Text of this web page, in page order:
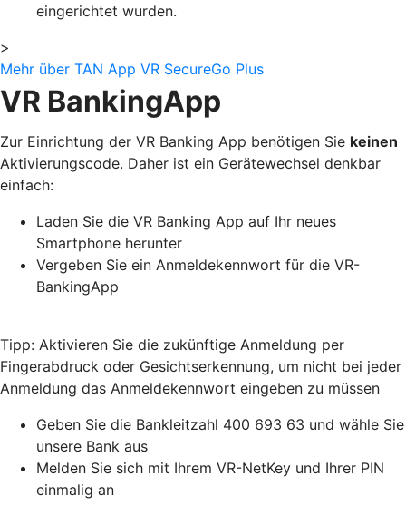
eingerichtet wurden.
>
Mehr über TAN App VR SecureGo Plus
VR BankingApp
Zur Einrichtung der VR Banking App benötigen Sie keinen
Aktivierungscode. Daher ist ein Gerätewechsel denkbar
einfach:
Laden Sie die VR Banking App auf Ihr neues
Smartphone herunter
Vergeben Sie ein Anmeldekennwort für die VR-
BankingApp
Tipp: Aktivieren Sie die zukünftige Anmeldung per
Fingerabdruck oder Gesichtserkennung, um nicht bei jeder
Anmeldung das Anmeldekennwort eingeben zu müssen
Geben Sie die Bankleitzahl 400 693 63 und wähle Sie
unsere Bank aus
Melden Sie sich mit Ihrem VR-NetKey und Ihrer PIN
einmalig an